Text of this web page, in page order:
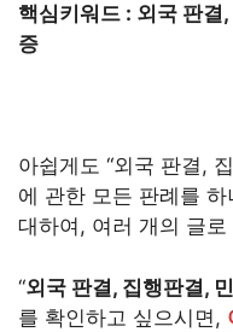
핵심키워드 : 외국 판결
증
아쉽게도 “외국 판결,
에 관한 모든 판례를
대하여, 여러 개의 글
“외국 판결, 집행판결,
를 확인하고 싶으시면,